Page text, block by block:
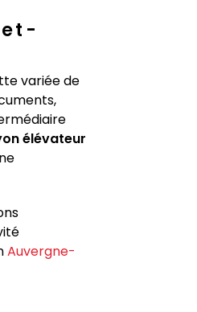
variée de
élévateur
Auvergne-